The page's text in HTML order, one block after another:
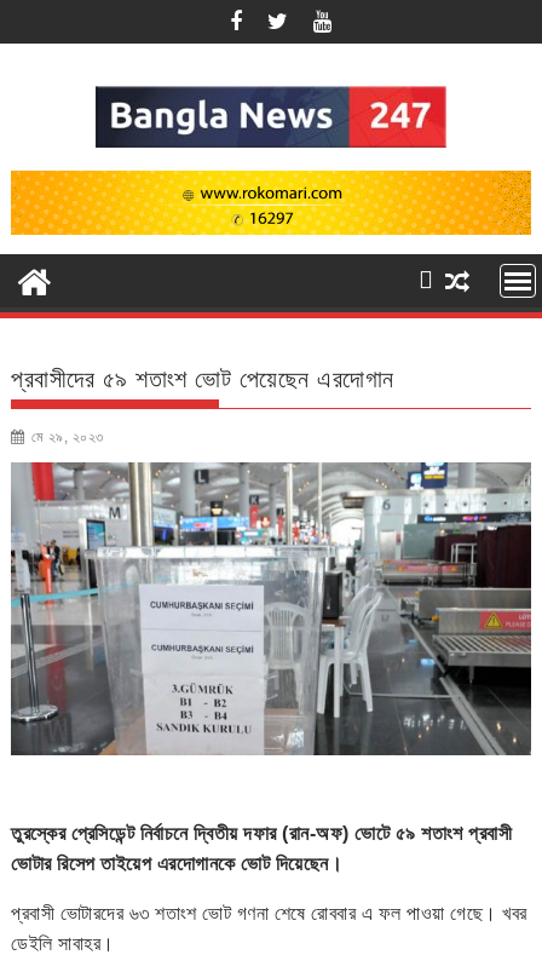
to
প্রবাসীদের ৫৯ শতাংশ ভোট পেয়েছেন এরদোগান
মে ২৯, ২০২৩
তুরস্কের প্রেসিডেন্ট নির্বাচনে দ্বিতীয় দফার (রান-অফ) ভোটে ৫৯ শতাংশ প্রবাসী
ভোটার রিসেপ তাইয়েপ এরদোগানকে ভোট দিয়েছেন।
প্রবাসী ভোটারদের ৬৩ শতাংশ ভোট গণনা শেষে রোববার এ ফল পাওয়া গেছে। খবর
ডেইলি সাবাহর।